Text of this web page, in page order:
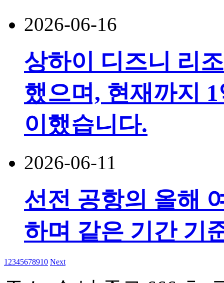
2026-06-16
상하이 디즈니 리
했으며, 현재까지
이했습니다.
2026-06-11
선전 공항의 올해
하며 같은 기간 기
1 2345678910 Next